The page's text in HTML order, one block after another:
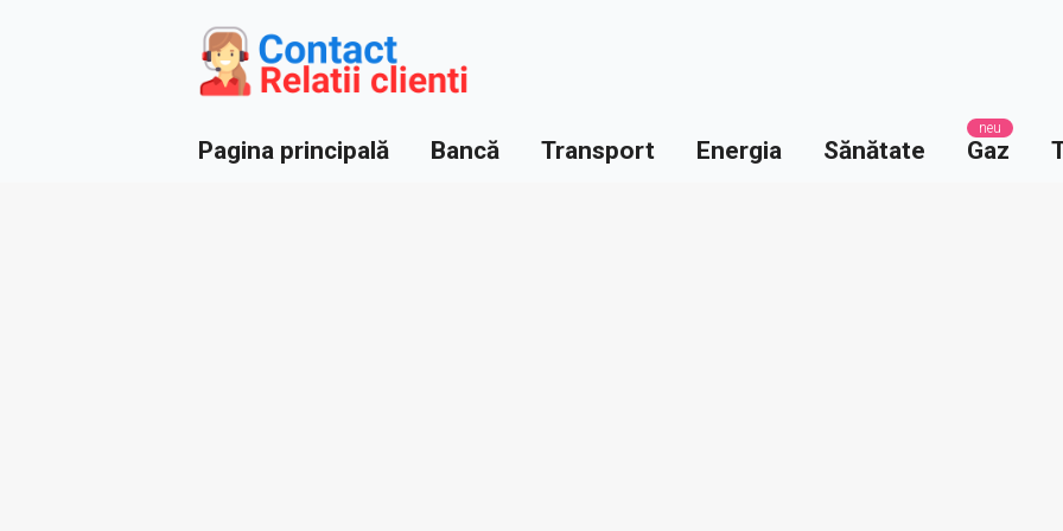
Pagina principală Bancă Transport Energia Sănătate
neu
Gaz